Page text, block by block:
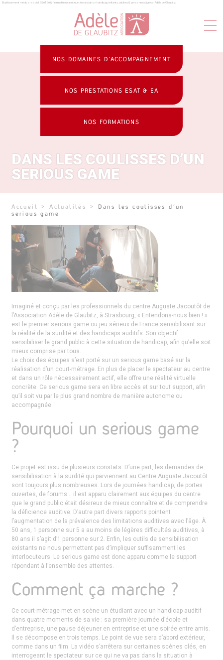
Panneau de gestion des cookies
Établissement médico-social, ESAT, EA & formation continue : Association handicap, enfants, adultes & personnes âgées - Adèle de Glaubitz
NOS DOMAINES D’ACCOMPAGNEMENT
NOS PRESTATIONS ESAT & EA
NOS FORMATIONS
DANS LES COULISSES D’UN
SERIOUS GAME
Accueil >Actualités >
Dans les coulisses d’un
serious game
Imaginé et conçu par les professionnels du centre Auguste Jacoutôt de
l’Association Adèle de Glaubitz, à Strasbourg, « Entendons-nous bien ! »
est le premier serious game ou jeu sérieux de France sensibilisant sur
la réalité de la surdité et des handicaps auditifs. Son objectif :
sensibiliser le grand public à cette situation de handicap, afin qu’elle soit
mieux comprise par tous.
Le choix des équipes s’est porté sur un serious game basé sur la
réalisation d’un court-métrage. En plus de placer le spectateur au centre
et dans un rôle nécessairement actif, elle offre une réalité virtuelle
concrète. Ce serious game sera en libre accès et sur tout support, aﬁn
qu’il soit vu par le plus grand nombre de manière autonome ou
accompagnée.
Pourquoi un serious game
?
Ce projet est issu de plusieurs constats. D’une part, les demandes de
sensibilisation à la surdité qui parviennent au Centre Auguste Jacoutôt
sont toujours plus nombreuses. Lors de journées handicap, de portes
ouvertes, de forums… il est apparu clairement aux équipes du centre
que le grand public était désireux de mieux connaître et de comprendre
la déficience auditive. D’autre part divers rapports pointent
l’augmentation de la prévalence des limitations auditives avec l’âge. À
50 ans, 1 personne sur 5 a au moins de légères difficultés auditives, à
80 ans il s’agit d’1 personne sur 2. Enfin, les outils de sensibilisation
existants ne nous permettent pas d’impliquer suffisamment les
interlocuteurs. Le serious game est donc apparu comme le support
répondant à l’ensemble des attentes.
Comment ça marche ?
Ce court-métrage met en scène un étudiant avec un handicap auditif
dans quatre moments de sa vie : sa première journée d’école et
d’entreprise, une pause déjeuner en entreprise et une soirée entre amis.
Il se décompose en trois temps. Le point de vue sera d’abord extérieur,
comme dans un ﬁlm. La vidéo s’arrêtera sur certaines scènes clés, en
interrogeant le spectateur sur ce qui ne va pas dans la situation à